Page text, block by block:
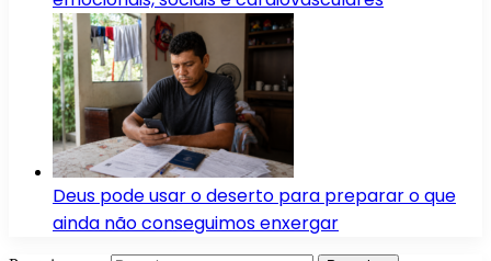
Deus pode usar o deserto para preparar o que
ainda não conseguimos enxergar